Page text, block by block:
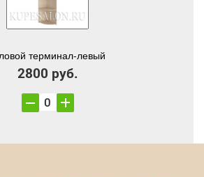
терминал-левый
2800 руб.